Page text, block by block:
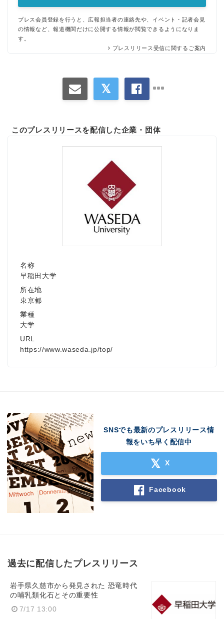
プレス会員登録を行うと、広報担当者の連絡先や、イベント・記者会見
の情報など、報道機関だけに公開する情報が閲覧できるようになりま
す。
プレスリリース受信に関するご案内
このプレスリリースを配信した企業・団体
名称
早稲田大学
所在地
東京都
業種
大学
URL
https://www.waseda.jp/top/
SNSでも最新のプレスリリース情
報をいち早く配信中
X
Facebook
過去に配信したプレスリリース
岩手県久慈市から発見された 恐竜時代
の哺乳類化石とその重要性
7/17 13:00